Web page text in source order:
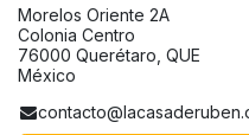
Morelos Oriente 2A
Colonia Centro
76000 Querétaro, QUE
México